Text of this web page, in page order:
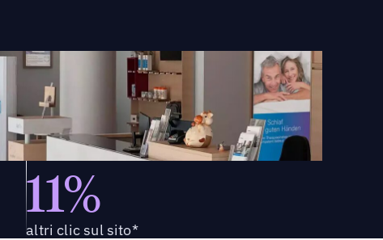
11%
altri clic sul sito*